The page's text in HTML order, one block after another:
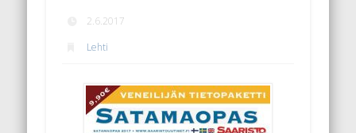
2.6.2017
Lehti